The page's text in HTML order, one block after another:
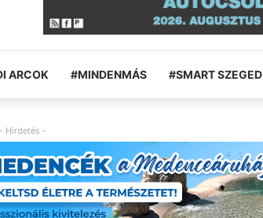
ARCOK #MINDENMÁS #SMART SZEGED
- Hirdetés -